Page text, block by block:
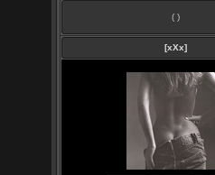
( )
[xXx]